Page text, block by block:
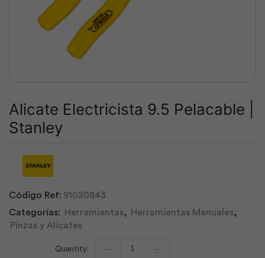
Alicate Electricista 9.5 Pelacable |
Stanley
Código Ref: 91020843
Categorías:
Herramientas, Herramientas Manuales,
Pinzas y Alicates
Electricista